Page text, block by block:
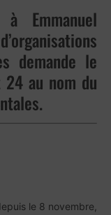
Emmanuel
demande le
au nom du
le 8 novembre,